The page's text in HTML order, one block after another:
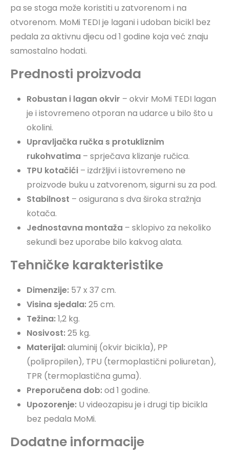
pa se stoga može koristiti u zatvorenom i na
otvorenom. MoMi TEDI je lagani i udoban bicikl bez
pedala za aktivnu djecu od 1 godine koja već znaju
samostalno hodati.
Prednosti proizvoda
Robustan i lagan okvir – okvir MoMi TEDI lagan
je i istovremeno otporan na udarce u bilo što u
okolini.
Upravljačka ručka s protukliznim
rukohvatima – sprječava klizanje ručica.
TPU kotačići – izdržljivi i istovremeno ne
proizvode buku u zatvorenom, sigurni su za pod.
Stabilnost – osigurana s dva široka stražnja
kotača.
Jednostavna montaža – sklopivo za nekoliko
sekundi bez uporabe bilo kakvog alata.
Tehničke karakteristike
Dimenzije: 57 x 37 cm.
Visina sjedala:25 cm.
Težina:1,2 kg.
Nosivost:25 kg.
Materijal:aluminij (okvir bicikla), PP
(polipropilen), TPU (termoplastični poliuretan),
TPR (termoplastična guma).
Preporučena dob:od 1 godine.
Upozorenje: U videozapisu je i drugi tip bicikla
bez pedala MoMi.
Dodatne informacije